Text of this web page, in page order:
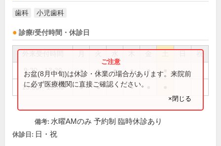
歯科 小児歯科
診療/受付時間・休診日
祝
9:30～13:30 ● ● ● ● ●
15:00～19:00 ● ● ●
お盆(8月中旬)は休診・休業の場合があります。来院前
に必ず医療機関に直接ご確認ください。
×閉じる
備考: 水曜AMのみ 予約制 臨時休診あり
休診日: 日・祝